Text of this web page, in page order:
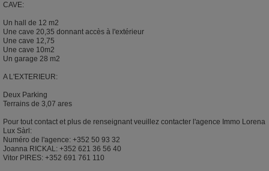
CAVE:
Un hall de 12 m2
Une cave 20,35 donnant accès à l'extérieur
Une cave 12,75
Une cave 10m2
Un garage 28 m2
A L'EXTERIEUR:
Deux Parking
Terrains de 3,07 ares
Pour tout contact et plus de renseignant veuillez contacter l'agence Immo Lorena
Lux Sàrl:
Numéro de l'agence: +352 50 93 32
Joanna RICKAL: +352 621 36 56 40
Vitor PIRES: +352 691 761 110